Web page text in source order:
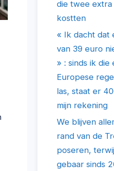
die twee extra
kostten
« Ik dacht dat
van 39 euro
» : sinds ik die
Europese
las, staat er
mijn rekening
We blijven
rand van de
poseren,
gebaar sinds